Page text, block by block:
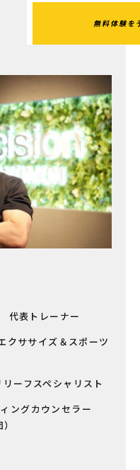
無料体験を
表トレーナー
クササイズ＆スポーツ
スペシャリスト
カウンセラー